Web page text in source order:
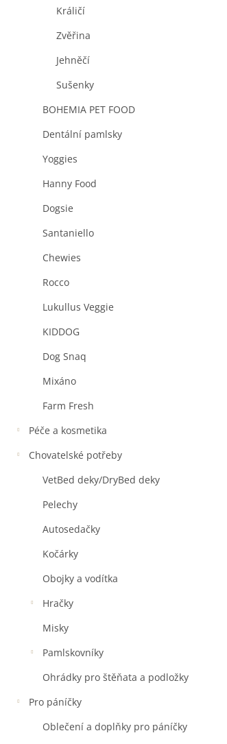
Králičí
Zvěřina
Jehněčí
Sušenky
BOHEMIA PET FOOD
Dentální pamlsky
Yoggies
Hanny Food
Dogsie
Santaniello
Chewies
Rocco
Lukullus Veggie
KIDDOG
Dog Snaq
Mixáno
Farm Fresh
Péče a kosmetika
Chovatelské potřeby
VetBed deky/DryBed deky
Pelechy
Autosedačky
Kočárky
Obojky a vodítka
Hračky
Misky
Pamlskovníky
Ohrádky pro štěňata a podložky
Pro páníčky
Oblečení a doplňky pro páníčky